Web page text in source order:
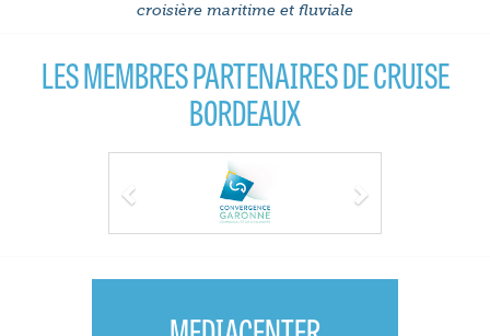
croisière maritime et fluviale
LES MEMBRES PARTENAIRES DE CRUISE
BORDEAUX